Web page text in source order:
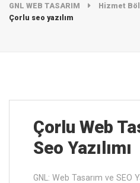
GNL WEB TASARIM
Hizmet
Çorlu‎ seo yazılım
Çorlu‎ Web
Seo Yazılımı
GNL: Web Tasarım ve SEO